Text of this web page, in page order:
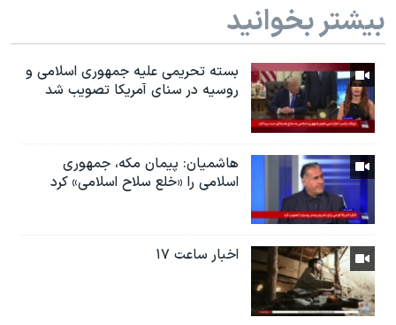
بیشتر بخوانید
بسته تحریمی علیه جمهوری اسلامی و
روسیه در سنای آمریکا تصویب شد
هاشمیان: پیمان مکه، جمهوری
اسلامی را «خلع سلاح اسلامی» کرد
اخبار ساعت ۱۷